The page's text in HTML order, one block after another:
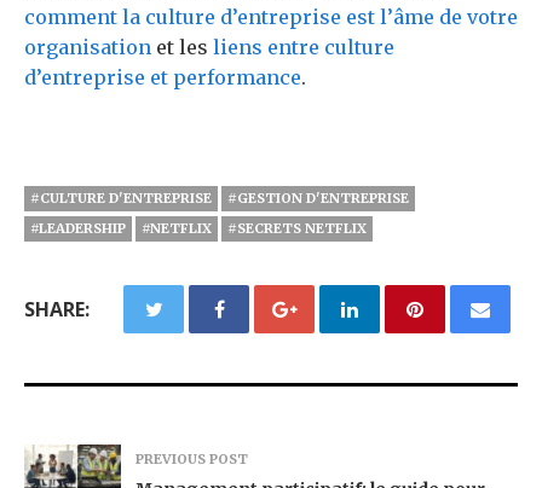
comment la culture d’entreprise est l’âme de votre
organisation et les liens entre culture
d’entreprise et performance.
#CULTURE D'ENTREPRISE
#GESTION D'ENTREPRISE
#LEADERSHIP
#NETFLIX #SECRETS NETFLIX
SHARE:
PREVIOUS POST